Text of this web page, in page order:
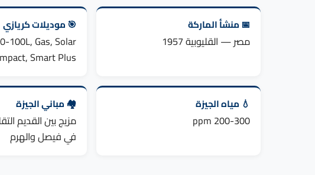
📅 منشأ الماركة
مصر — القليوبية 1957
🎯 موديلات كريازي
100L, Gas, Solar
Smart Plus
💧 مياه الجيزة
200-300 ppm
🏘️ مباني الجيزة
مزيج بين القديم
في فيصل والهرم